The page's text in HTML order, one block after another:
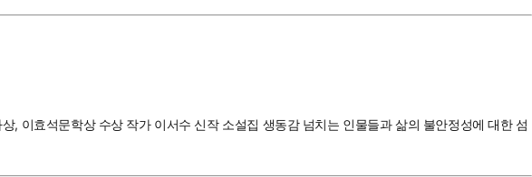
이효석문학상 수상 작가 이서수 신작 소설집 생동감 넘치는 인물들과 삶의 불안정성에 대한 섬